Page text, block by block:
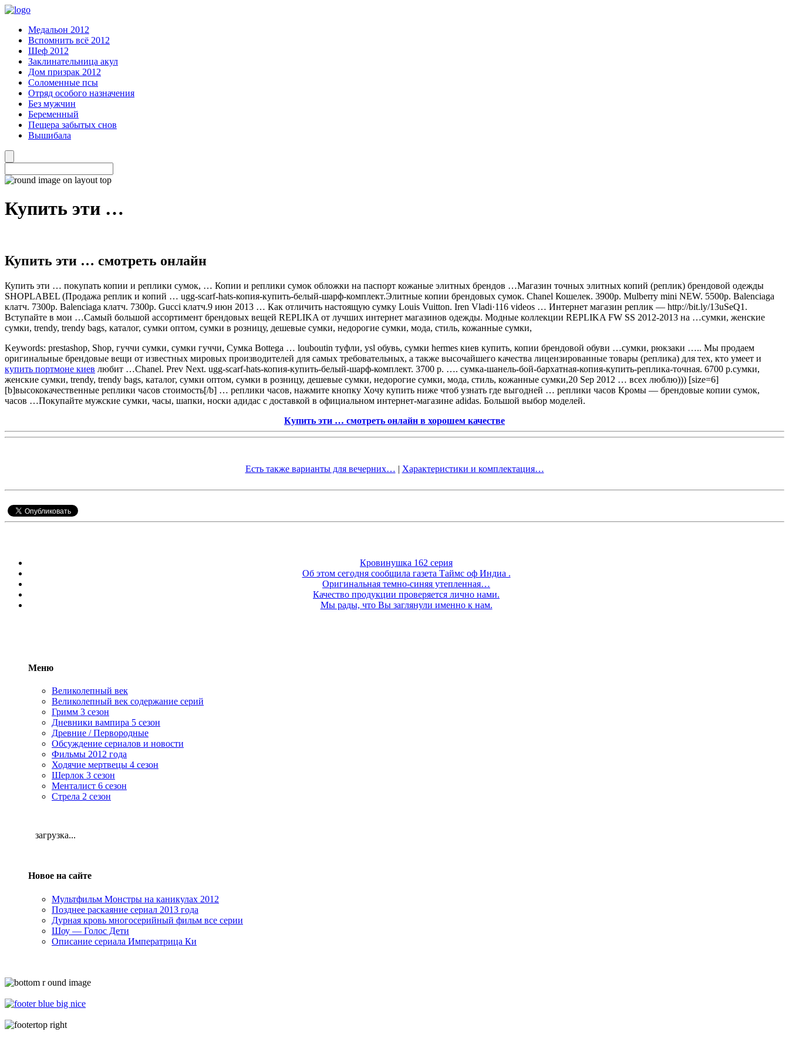
Медальон 2012
Вспомнить всё 2012
Шеф 2012
Заклинательница акул
Дом призрак 2012
Соломенные псы
Отряд особого назначения
Без мужчин
Беременный
Пещера забытых снов
Вышибала
Купить эти …
Купить эти … смотреть онлайн
Купить эти … покупать копии и реплики сумок, … Копии и реплики сумок обложки на паспорт кожаные элитных брендов …Магазин точных элитных копий (реплик) брендовой одежды
SHOPLABEL (Продажа реплик и копий … ugg-scarf-hats-копия-купить-белый-шарф-комплект.Элитные копии брендовых сумок. Chanel Кошелек. 3900р. Mulberry mini NEW. 5500р. Balenciaga
клатч. 7300р. Balenciaga клатч. 7300р. Gucci клатч.9 июн 2013 … Как отличить настоящую сумку Louis Vuitton. Iren Vladi·116 videos … Интернет магазин реплик — http://bit.ly/13uSeQ1.
Вступайте в мои …Самый большой ассортимент брендовых вещей REPLIKA от лучших интернет магазинов одежды. Модные коллекции REPLIKA FW SS 2012-2013 на …сумки, женские
сумки, trendy, trendy bags, каталог, сумки оптом, сумки в розницу, дешевые сумки, недорогие сумки, мода, стиль, кожанные сумки,
Keywords: prestashop, Shop, гуччи сумки, сумки гуччи, Сумка Bottega … louboutin туфли, ysl обувь, сумки hermes киев купить, копии брендовой обуви …сумки, рюкзаки ….. Мы продаем
оригинальные брендовые вещи от известных мировых производителей для самых требовательных, а также высочайшего качества лицензированные товары (реплика) для тех, кто умеет и
купить портмоне киев любит …Chanel. Prev Next. ugg-scarf-hats-копия-купить-белый-шарф-комплект. 3700 р. …. сумка-шанель-бой-бархатная-копия-купить-реплика-точная. 6700 р.сумки,
женские сумки, trendy, trendy bags, каталог, сумки оптом, сумки в розницу, дешевые сумки, недорогие сумки, мода, стиль, кожанные сумки,20 Sep 2012 … всех люблю))) [size=6]
[b]высококачественные реплики часов стоимость[/b] … реплики часов, нажмите кнопку Хочу купить ниже чтоб узнать где выгодней … реплики часов Кромы — брендовые копии сумок,
часов …Покупайте мужские сумки, часы, шапки, носки адидас с доставкой в официальном интернет-магазине adidas. Большой выбор моделей.
Купить эти … смотреть онлайн в хорошем качестве
Есть также варианты для вечерних… | Характеристики и комплектация…
Кровинушка 162 серия
Об этом сегодня сообщила газета Таймс оф Индиа .
Оригинальная темно-синяя утепленная…
Качество продукции проверяется лично нами.
Мы рады, что Вы заглянули именно к нам.
Меню
Великолепный век
Великолепный век содержание серий
Гримм 3 сезон
Дневники вампира 5 сезон
Древние / Первородные
Обсуждение сериалов и новости
Фильмы 2012 года
Ходячие мертвецы 4 сезон
Шерлок 3 сезон
Менталист 6 сезон
Стрела 2 сезон
загрузка...
Новое на сайте
Мультфильм Монстры на каникулах 2012
Позднее раскаяние сериал 2013 года
Дурная кровь многосерийный фильм все серии
Шоу — Голос Дети
Описание сериала Императрица Ки